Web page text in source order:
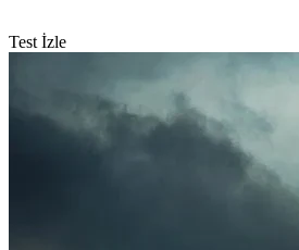
Test İzle